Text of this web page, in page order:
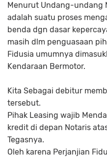
Menurut Undang-undang
adalah suatu proses
benda dgn dasar
masih dlm penguasaan
Fidusia umumnya
Kendaraan Bermotor.
Kita Sebagai debitur
tersebut.
Pihak Leasing wajib
kredit di depan Notaris
Tegasnya.
Oleh karena Perjanjian